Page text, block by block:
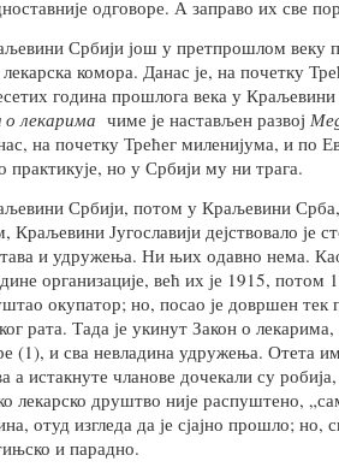
одговоре. А заправо их све
Србији још у претпрошлом веку
комора. Данас је, на почетку
година прошлога века у Краљевини
о лекарима чиме је настављен развој
на почетку Трећег миленијума, и по
практикује, но у Србији му ни трага.
Србији, потом у Краљевини
Краљевини Југославији дејствовало је
и удружења. Ни њих одавно нема.
организације, већ их је 1915, потом
окупатор; но, посао је довршен тек
рата. Тада је укинут Закон о
(1), и сва невладина удружења. Отета
а истакнуте чланове дочекали су
лекарско друштво није распуштено,
отуд изгледа да је сјајно прошло; но,
и парадно.